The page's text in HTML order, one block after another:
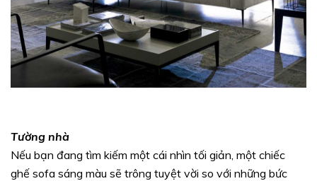
Tường nhà
Nếu bạn đang tìm kiếm một cái nhìn tối giản, một chiếc
ghế sofa sáng màu sẽ trông tuyệt vời so với những bức